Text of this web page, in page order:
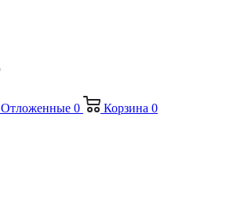
Отложенные 0 Корзина 0